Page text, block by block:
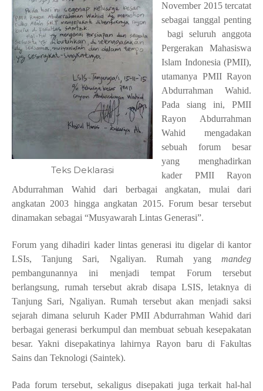
Teks Deklarasi
November 2015 tercatat
sebagai tanggal penting
bagi seluruh anggota
Pergerakan Mahasiswa
Islam Indonesia (PMII),
utamanya PMII Rayon
Abdurrahman Wahid.
Pada siang ini, PMII
Rayon Abdurrahman
Wahid mengadakan
sebuah forum besar
yang menghadirkan
kader PMII Rayon
Abdurrahman Wahid dari berbagai angkatan, mulai dari
angkatan 2003 hingga angkatan 2015. Forum besar tersebut
dinamakan sebagai “Musyawarah Lintas Generasi”.
Forum yang dihadiri kader lintas generasi itu digelar di kantor
LSIs, Tanjung Sari, Ngaliyan. Rumah yang mandeg
pembangunannya ini menjadi tempat Forum tersebut
berlangsung, rumah tersebut akrab disapa LSIS, letaknya di
Tanjung Sari, Ngaliyan. Rumah tersebut akan menjadi saksi
sejarah dimana seluruh Kader PMII Abdurrahman Wahid dari
berbagai generasi berkumpul dan membuat sebuah kesepakatan
besar. Yakni disepakatinya lahirnya Rayon baru di Fakultas
Sains dan Teknologi (Saintek).
Pada forum tersebut, sekaligus disepakati juga terkait hal-hal